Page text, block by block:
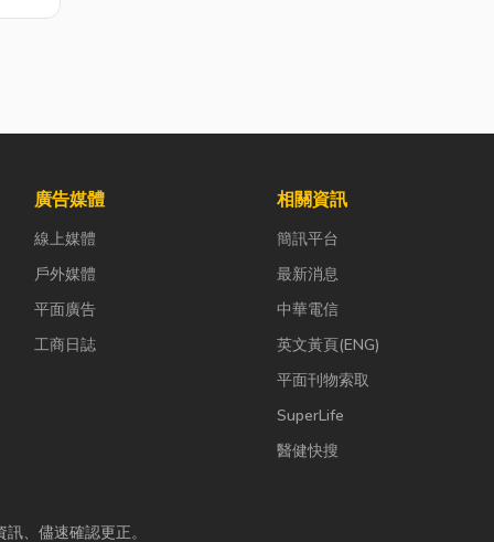
廣告媒體
線上媒體
戶外媒體
平面廣告
工商日誌
相關資訊
簡訊平台
最新消息
中華電信
英文黃頁(ENG)
平面刊物索取
SuperLife
醫健快搜
、儘速確認更正。